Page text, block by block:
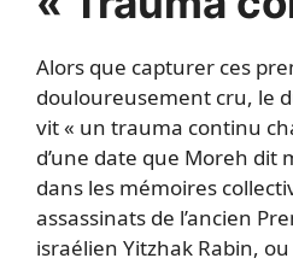
Alors que capturer ces
douloureusement cru, le
vit « un trauma continu
d’une date que Moreh dit
dans les mémoires
assassinats de l’ancien
israélien Yitzhak Rabin, ou